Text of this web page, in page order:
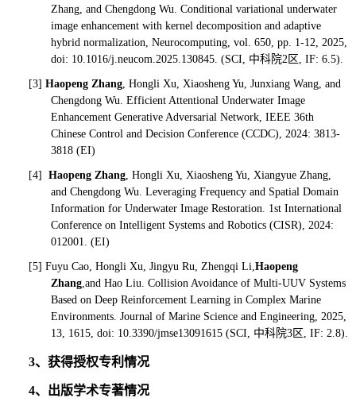
Zhang, and Chengdong Wu. Conditional variational underwater
image enhancement with kernel decomposition and adaptive
hybrid normalization, Neurocomputing, vol. 650, pp. 1-12, 2025,
doi: 10.1016/j.neucom.2025.130845. (SCI, 中科院2区, IF: 6.5).
[3] Haopeng Zhang , Hongli Xu, Xiaosheng Yu, Junxiang Wang, and
Chengdong Wu. Efficient Attentional Underwater Image
Enhancement Generative Adversarial Network, IEEE 36th
Chinese Control and Decision Conference (CCDC), 2024: 3813-
3818 (EI)
[4] Haopeng Zhang , Hongli Xu, Xiaosheng Yu, Xiangyue Zhang,
and Chengdong Wu. Leveraging Frequency and Spatial Domain
Information for Underwater Image Restoration. 1st International
Conference on Intelligent Systems and Robotics (CISR), 2024:
012001. (EI)
[5] Fuyu Cao, Hongli Xu, Jingyu Ru, Zhengqi Li, Haopeng
Zhang ,and Hao Liu. Collision Avoidance of Multi-UUV Systems
Based on Deep Reinforcement Learning in Complex Marine
Environments. Journal of Marine Science and Engineering, 2025,
13, 1615, doi: 10.3390/jmse13091615 (SCI, 中科院3区, IF: 2.8).
3、获得授权专利情况
4、出版学术专著情况